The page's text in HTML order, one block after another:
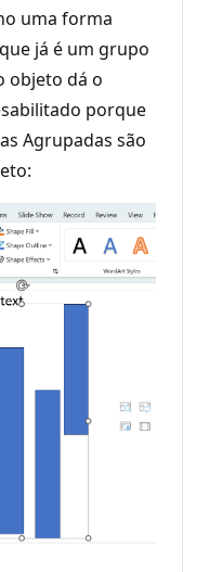
uma forma
já é um grupo
objeto dá o
porque
Agrupadas são